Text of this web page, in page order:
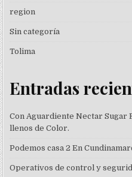
region
Sin categoría
Tolima
Entradas
Con Aguardiente Nectar Sugar
llenos de Color.
Podemos casa 2 En
Operativos de control y